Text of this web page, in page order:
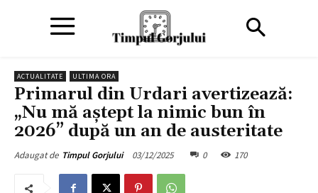
ACTUALITATE ULTIMA ORA
Primarul din Urdari avertizează:
„Nu mă aștept la nimic bun în
2026” după un an de austeritate
Adaugat de Timpul Gorjului 03/12/2025 0 170